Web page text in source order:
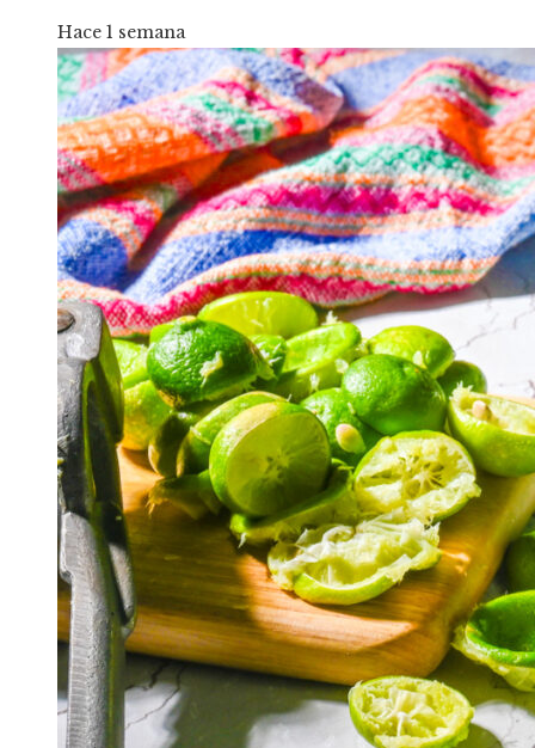
Hace 1 semana